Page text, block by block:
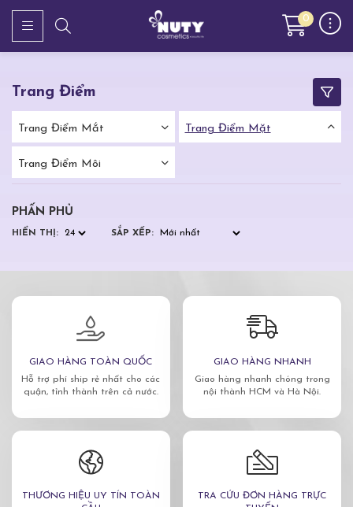
0
Trang Điểm
Trang Điểm Mắt Trang Điểm Mặt
Trang Điểm Môi
PHẤN PHỦ
HIỂN THỊ: SẮP XẾP:
GIAO HÀNG TOÀN QUỐC
Hỗ trợ phí ship rẻ nhất cho các
quận, tỉnh thành trên cả nước.
GIAO HÀNG NHANH
Giao hàng nhanh chóng trong
nội thành HCM và Hà Nội.
THƯƠNG HIỆU UY TÍN TOÀN
TRA CỨU ĐƠN HÀNG TRỰC